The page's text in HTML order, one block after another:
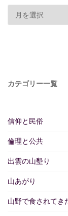
カテゴリー一覧
信仰と民俗
倫理と公共
出雲の山墾り
山あがり
山野で食されてき